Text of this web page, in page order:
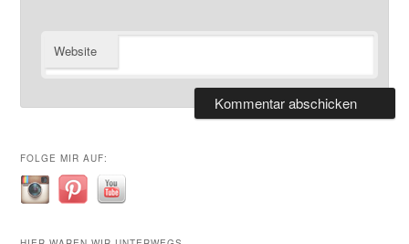
Website
FOLGE MIR AUF: